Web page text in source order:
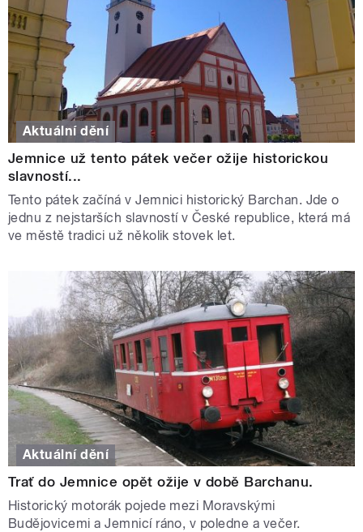
Aktuální dění
Jemnice už tento pátek večer ožije historickou
slavností...
Tento pátek začíná v Jemnici historický Barchan. Jde o
jednu z nejstarších slavností v České republice, která má
ve městě tradici už několik stovek let.
Aktuální dění
Trať do Jemnice opět ožije v době Barchanu.
Historický motorák pojede mezi Moravskými
Budějovicemi a Jemnicí ráno, v poledne a večer.